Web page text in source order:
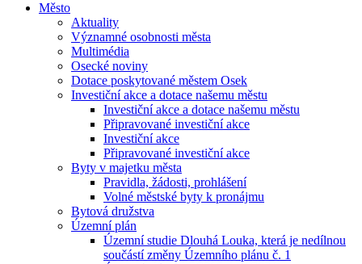
Město
Aktuality
Významné osobnosti města
Multimédia
Osecké noviny
Dotace poskytované městem Osek
Investiční akce a dotace našemu městu
Investiční akce a dotace našemu městu
Připravované investiční akce
Investiční akce
Připravované investiční akce
Byty v majetku města
Pravidla, žádosti, prohlášení
Volné městské byty k pronájmu
Bytová družstva
Územní plán
Územní studie Dlouhá Louka, která je nedílnou
součástí změny Územního plánu č. 1